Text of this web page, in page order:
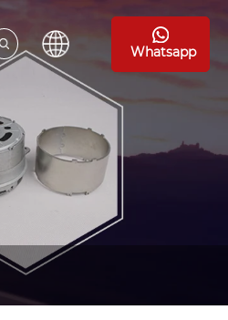
Whatsapp